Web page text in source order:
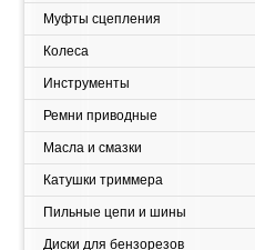
Муфты сцепления
Колеса
Инструменты
Ремни приводные
Масла и смазки
Катушки триммера
Пильные цепи и шины
Диски для бензорезов